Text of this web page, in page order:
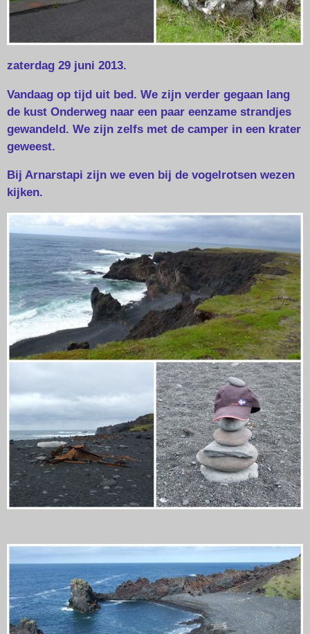
zaterdag 29 juni 2013.
Vandaag op tijd uit bed. We zijn verder gegaan lang
de kust Onderweg naar een paar eenzame strandjes
gewandeld. We zijn zelfs met de camper in een krater
geweest.
Bij Arnarstapi zijn we even bij de vogelrotsen wezen
kijken.